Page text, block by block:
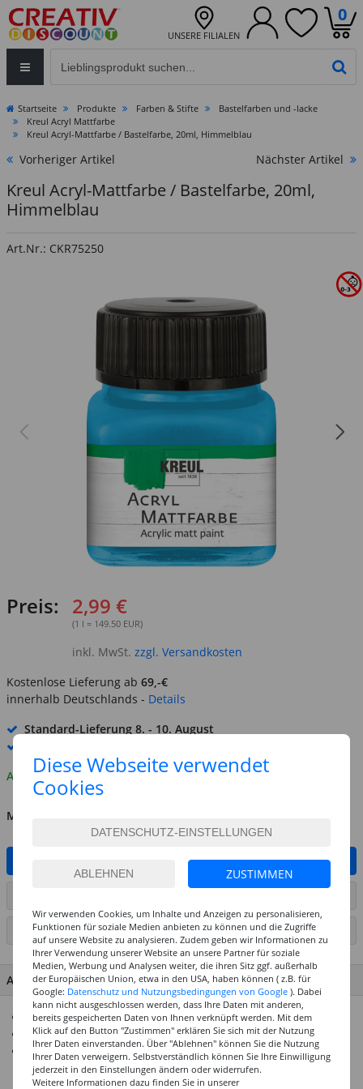
UNSERE FILIALEN
0
Startseite Produkte Farben & Stifte
Bastelfarben und -lacke
Kreul Acryl Mattfarbe
Kreul Acryl-Mattfarbe / Bastelfarbe, 20ml, Himmelblau
Vorheriger Artikel Nächster Artikel
Kreul Acryl-Mattfarbe / Bastelfarbe, 20ml,
Himmelblau
Art.Nr.: CKR75250
Preis: 2,99 €
(1 l = 149.50 EUR)
inkl. MwSt. zzgl. Versandkosten
Kostenlose Lieferung ab 69,-€
innerhalb Deutschlands - Details
Standard-Lieferung 8. - 10. August
Auf Lager
MENGE
IN DEN WARENKORB
SEITE DRUCKEN
ARTIKEL MERKMALE & DETAILS
Klassisch-matte Acrylfarbe
Cremig-deckend, schnelltrocknend, lichtecht
Zum Bemalen von Holz, Papier, Karton, Styropor, Stein,
durchgetrocknetem Beton, Terrakotta, Glas, Keramik, Ton,
Metall, Kunststoff, Leder, selbsthärtender Modelliermasse
Diese Webseite verwendet
Cookies
ZUSTIMMEN
Wir verwenden Cookies, um Inhalte und Anzeigen zu personalisieren,
Funktionen für soziale Medien anbieten zu können und die Zugriffe
auf unsere Website zu analysieren. Zudem geben wir Informationen zu
Ihrer Verwendung unserer Website an unsere Partner für soziale
Medien, Werbung und Analysen weiter, die ihren Sitz ggf. außerhalb
der Europäischen Union, etwa in den USA, haben können ( z.B. für
Google: Datenschutz und Nutzungsbedingungen von Google ). Dabei
kann nicht ausgeschlossen werden, dass Ihre Daten mit anderen,
bereits gespeicherten Daten von Ihnen verknüpft werden. Mit dem
Klick auf den Button "Zustimmen" erklären Sie sich mit der Nutzung
Ihrer Daten einverstanden. Über "Ablehnen" können Sie die Nutzung
Ihrer Daten verweigern. Selbstverständlich können Sie Ihre Einwilligung
jederzeit in den Einstellungen ändern oder widerrufen.
Weitere Informationen dazu finden Sie in unserer